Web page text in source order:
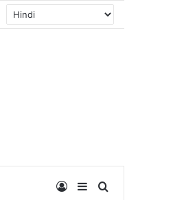
Log InSidebar